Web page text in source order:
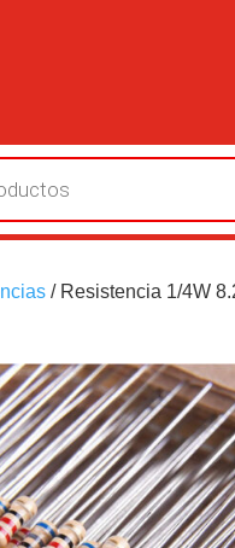
/ Resistencia 1/4W